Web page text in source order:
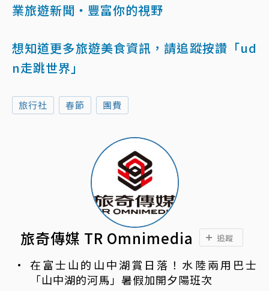
業旅遊新聞‧豐富你的視野
想知道更多旅遊美食資訊，請追蹤按讚「ud
n走跳世界」
旅行社 春節 團費
旅奇傳媒 TR Omnimedia 追蹤
在富士山的山中湖賞日落！水陸兩用巴士
「山中湖的河馬」暑假加開夕陽班次